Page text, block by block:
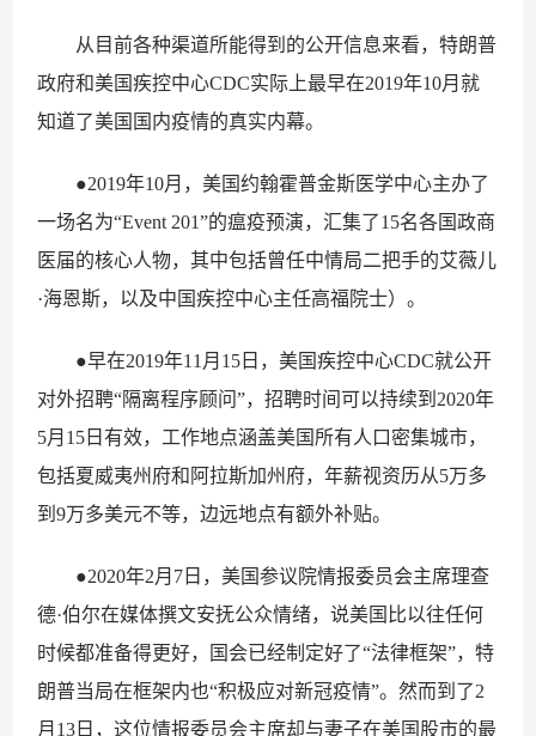
从目前各种渠道所能得到的公开信息来看，特朗普
政府和美国疾控中心CDC实际上最早在2019年10月就
知道了美国国内疫情的真实内幕。
●2019年10月，美国约翰霍普金斯医学中心主办了
一场名为“Event 201”的瘟疫预演，汇集了15名各国政商
医届的核心人物，其中包括曾任中情局二把手的艾薇儿
·海恩斯，以及中国疾控中心主任高福院士）。
●早在2019年11月15日，美国疾控中心CDC就公开
对外招聘“隔离程序顾问”，招聘时间可以持续到2020年
5月15日有效，工作地点涵盖美国所有人口密集城市，
包括夏威夷州府和阿拉斯加州府，年薪视资历从5万多
到9万多美元不等，边远地点有额外补贴。
●2020年2月7日，美国参议院情报委员会主席理查
德·伯尔在媒体撰文安抚公众情绪，说美国比以往任何
时候都准备得更好，国会已经制定好了“法律框架”，特
朗普当局在框架内也“积极应对新冠疫情”。然而到了2
月13日，这位情报委员会主席却与妻子在美国股市的最